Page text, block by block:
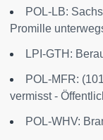
POL-LB:
Promille
LPI-GTH:
POL-MFR:
vermisst -
POL-WHV: